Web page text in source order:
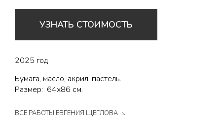
УЗНАТЬ СТОИМОСТЬ
2025 год
Бумага, масло, акрил, пастель.
Размер: 64х86 см.
ВСЕ РАБОТЫ ЕВГЕНИЯ ЩЕГЛОВА